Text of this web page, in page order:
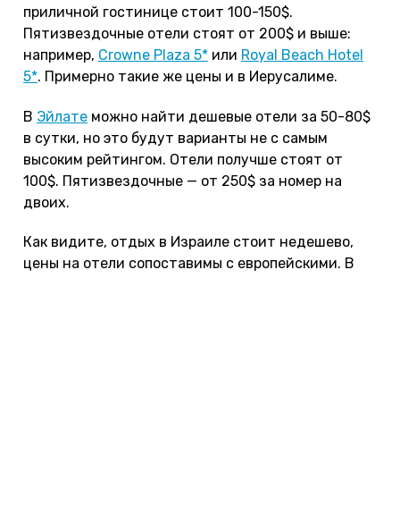
приличной гостинице стоит 100-150$.
Пятизвездочные отели стоят от 200$ и выше:
например, Crowne Plaza 5* или Royal Beach Hotel
5*. Примерно такие же цены и в Иерусалиме.
В Эйлате можно найти дешевые отели за 50-80$
в сутки, но это будут варианты не с самым
высоким рейтингом. Отели получше стоят от
100$. Пятизвездочные — от 250$ за номер на
двоих.
Как видите, отдых в Израиле стоит недешево,
цены на отели сопоставимы с европейскими. В